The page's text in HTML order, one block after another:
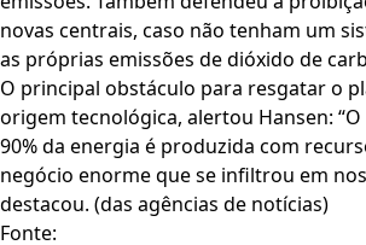
novas centrais, caso não tenham um
as próprias emissões de dióxido de
O principal obstáculo para resgatar o
origem tecnológica, alertou Hansen:
90% da energia é produzida com
negócio enorme que se infiltrou em
destacou. (das agências de notícias)
Fonte: